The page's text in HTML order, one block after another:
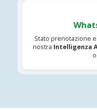
Stato prenotazione
nostra Intelligenza